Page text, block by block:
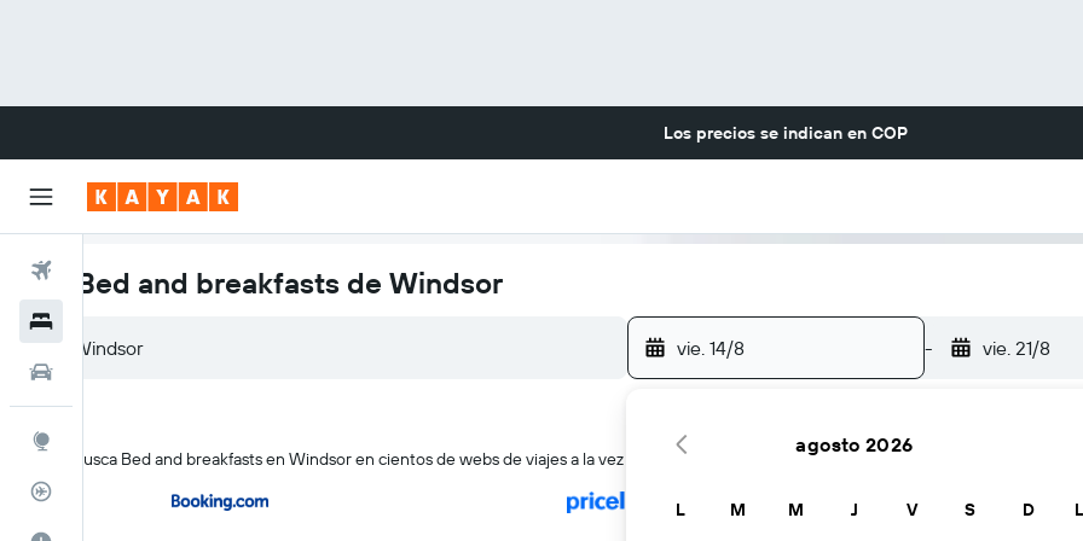
Los precios se indican en COP
Vuelos
Los Bed and breakfasts de Windsor
vie. 14/8 - vie. 21/8
KAYAK busca Bed and breakfasts en Windsor en cientos de webs de viajes a la vez
agosto 2026
L M M J V S D L